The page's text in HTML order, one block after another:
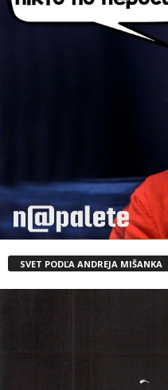
SVET PODĽA ANDREJA MIŠANKA